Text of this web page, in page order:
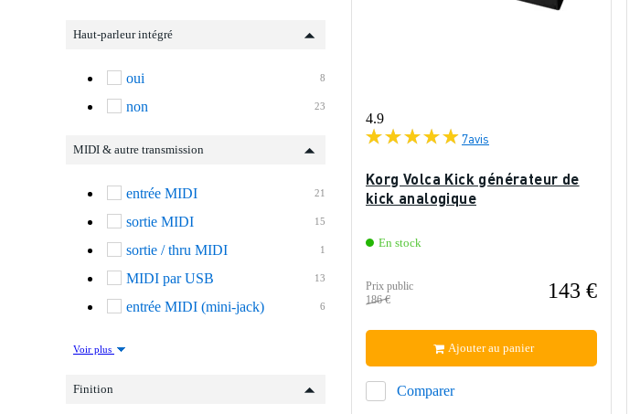
Haut-parleur intégré
8
oui
23
non
MIDI & autre transmission
21
entrée MIDI
15
sortie MIDI
1
sortie / thru MIDI
13
MIDI par USB
6
entrée MIDI (mini-jack)
Voir plus
Finition
4.9
7avis
Korg Volca Kick générateur de
kick analogique
En stock
Prix public
186 €
143 €
Comparer
Ajouter au panier